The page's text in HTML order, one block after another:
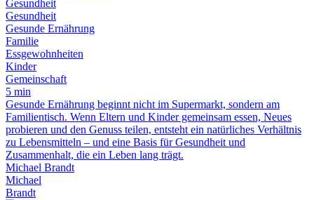
Gesundheit
Gesundheit
Gesunde Ernährung
Familie
Essgewohnheiten
Kinder
Gemeinschaft
5 min
Gesunde Ernährung beginnt nicht im Supermarkt, sondern am
Familientisch. Wenn Eltern und Kinder gemeinsam essen, Neues
probieren und den Genuss teilen, entsteht ein natürliches Verhältnis
zu Lebensmitteln – und eine Basis für Gesundheit und
Zusammenhalt, die ein Leben lang trägt.
Michael Brandt
Michael
Brandt